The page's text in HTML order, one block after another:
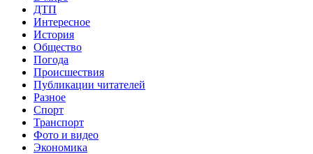
ДТП
Интересное
История
Общество
Погода
Происшествия
Публикации читателей
Разное
Спорт
Транспорт
Фото и видео
Экономика